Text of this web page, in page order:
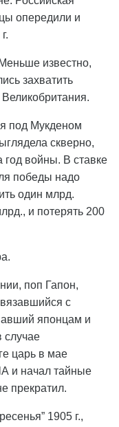
опередили и
известно,
захватить
под Мукденом
скверно,
войны. В ставке
победы надо
один млрд.
и потерять 200
поп Гапон,
с
японцам и
случае
царь в мае
и начал тайные
прекратил.
1905 г.,